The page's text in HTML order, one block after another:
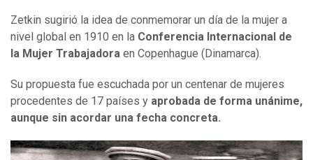
Zetkin sugirió la idea de conmemorar un día de la mujer a
nivel global en 1910 en la Conferencia Internacional de
la Mujer Trabajadora en Copenhague (Dinamarca).
Su propuesta fue escuchada por un centenar de mujeres
procedentes de 17 países y aprobada de forma unánime,
aunque sin acordar una fecha concreta.